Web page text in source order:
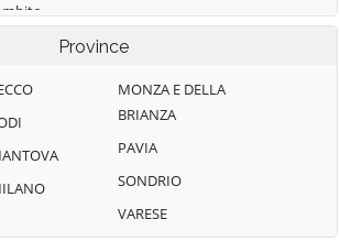
Dovarese
San Bassano
San Daniele Po
San Giovanni in
Croce
San Martino del
Province
MONZA E DELLA
BRIANZA
PAVIA
SONDRIO
VARESE